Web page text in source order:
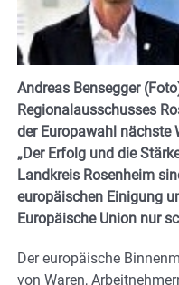
Andreas Bensegger
Regionalausschusses
der Europawahl nächste
„Der Erfolg und die
Landkreis Rosenheim
europäischen Einigung
Europäische Union nur
Der europäische
von Waren,